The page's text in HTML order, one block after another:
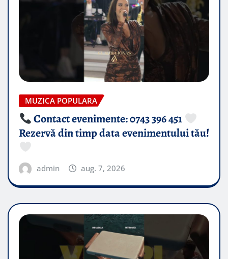
MUZICA POPULARA
Contact evenimente: 0743 396 451
Rezervă din timp data evenimentului tău!
admin aug. 7, 2026